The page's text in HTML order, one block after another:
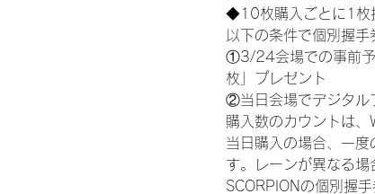
◆10枚購入ごとに1枚
以下の条件で個別握手
①3/24会場での事前予
枚」プレゼント
②当日会場でデジタル
購入数のカウントは
当日購入の場合、一
す。レーンが異なる
SCORPIONの個別握